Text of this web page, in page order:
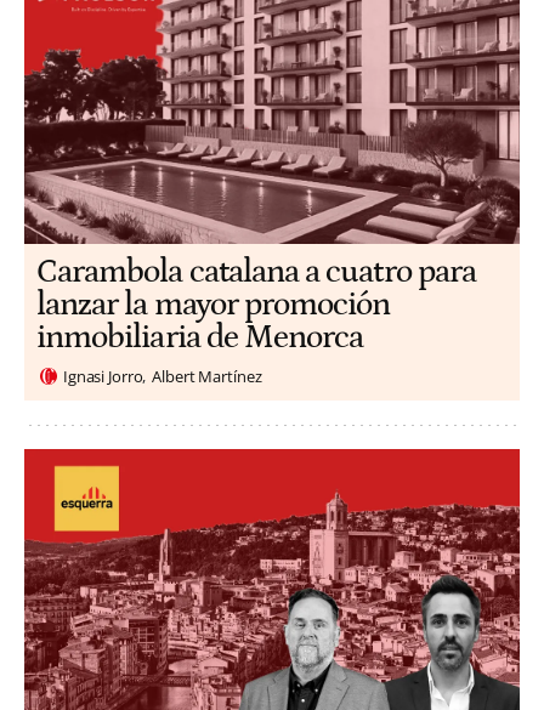
Carambola catalana a cuatro para
lanzar la mayor promoción
inmobiliaria de Menorca
Ignasi Jorro Albert Martínez